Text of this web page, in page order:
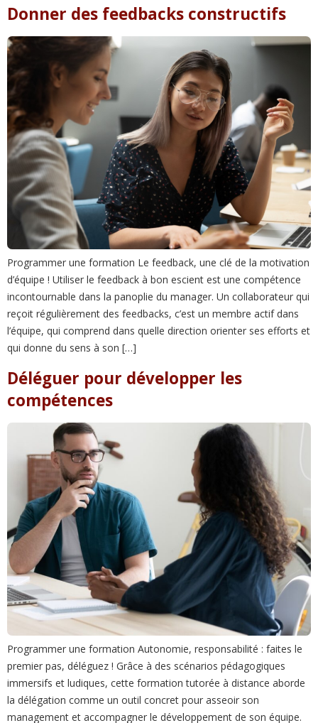
Donner des feedbacks constructifs
Programmer une formation Le feedback, une clé de la motivation
d’équipe ! Utiliser le feedback à bon escient est une compétence
incontournable dans la panoplie du manager. Un collaborateur qui
reçoit régulièrement des feedbacks, c’est un membre actif dans
l’équipe, qui comprend dans quelle direction orienter ses efforts et
qui donne du sens à son […]
Déléguer pour développer les
compétences
Programmer une formation Autonomie, responsabilité : faites le
premier pas, déléguez ! Grâce à des scénarios pédagogiques
immersifs et ludiques, cette formation tutorée à distance aborde
la délégation comme un outil concret pour asseoir son
management et accompagner le développement de son équipe.